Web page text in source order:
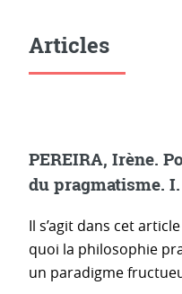
Articles
PEREIRA, Irène.
du pragmatisme. I.
Il s’agit dans cet
quoi la philosophie
un paradigme